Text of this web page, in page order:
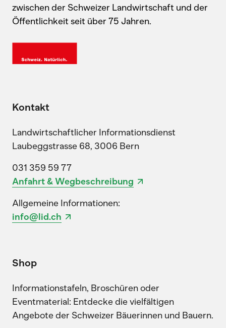
zwischen der Schweizer Landwirtschaft und der
Öffentlichkeit seit über 75 Jahren.
Kontakt
Landwirtschaftlicher Informationsdienst
Laubeggstrasse 68, 3006 Bern
031 359 59 77
Anfahrt & Wegbeschreibung
Allgemeine Informationen:
info@lid.ch
Shop
Informationstafeln, Broschüren oder
Eventmaterial: Entdecke die vielfältigen
Angebote der Schweizer Bäuerinnen und Bauern.